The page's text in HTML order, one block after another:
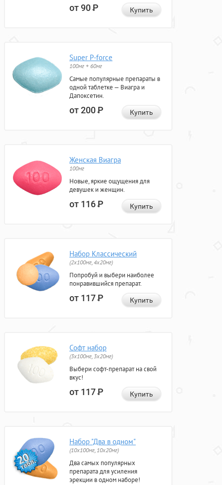
от 90Р Купить
Super P-force
100мг + 60мг
Самые популярные препараты в
одной таблетке — Виагра и
Дапоксетин.
от 200Р Купить
Женская Виагра
100мг
Новые, яркие ощущения для
девушек и женщин.
от 116Р Купить
Набор Классический
(2x100мг, 4x20мг)
Попробуй и выбери наиболее
понравившийся препарат.
от 117Р Купить
Софт набор
(3x100мг, 3x20мг)
Выбери софт-препарат на свой
вкус!
от 117Р Купить
Набор "Два в одном"
(10x100мг, 10x20мг)
Два самых популярных
препарата для усиления
эрекции в одном наборе!